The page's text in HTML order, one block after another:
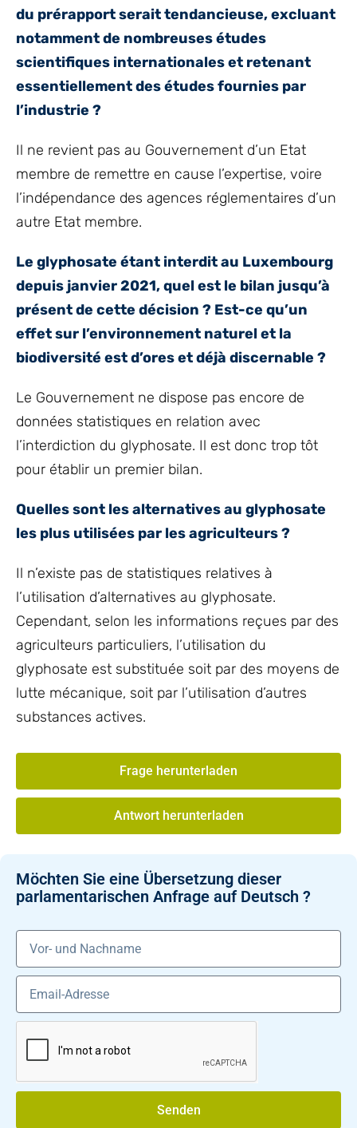
du prérapport serait tendancieuse, excluant
notamment de nombreuses études
scientifiques internationales et retenant
essentiellement des études fournies par
l’industrie ?
Il ne revient pas au Gouvernement d’un Etat
membre de remettre en cause l’expertise, voire
l’indépendance des agences réglementaires d’un
autre Etat membre.
Le glyphosate étant interdit au Luxembourg
depuis janvier 2021, quel est le bilan jusqu’à
présent de cette décision ? Est-ce qu’un
effet sur l’environnement naturel et la
biodiversité est d’ores et déjà discernable ?
Le Gouvernement ne dispose pas encore de
données statistiques en relation avec
l’interdiction du glyphosate. Il est donc trop tôt
pour établir un premier bilan.
Quelles sont les alternatives au glyphosate
les plus utilisées par les agriculteurs ?
Il n’existe pas de statistiques relatives à
l’utilisation d’alternatives au glyphosate.
Cependant, selon les informations reçues par des
agriculteurs particuliers, l’utilisation du
glyphosate est substituée soit par des moyens de
lutte mécanique, soit par l’utilisation d’autres
substances actives.
Frage herunterladen
Antwort herunterladen
Möchten Sie eine Übersetzung dieser
parlamentarischen Anfrage auf Deutsch ?
Senden